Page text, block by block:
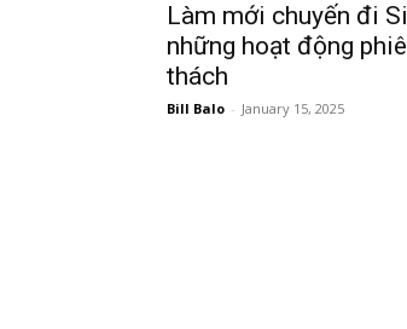
Làm mới chuyến đi
những hoạt động
thách
Bill Balo - January 15, 2025